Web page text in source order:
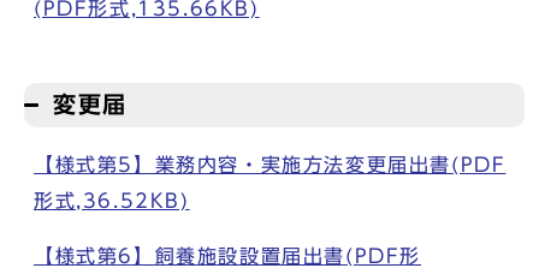
(PDF形式,135.66KB)
変更届
【様式第5】業務内容・実施方法変更届出書(PDF
形式,36.52KB)
【様式第6】飼養施設設置届出書(PDF形